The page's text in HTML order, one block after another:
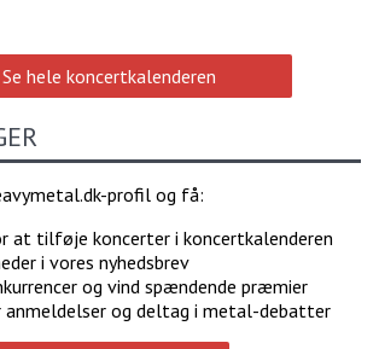
Se hele koncertkalenderen
profil og få:
at tilføje koncerter i koncertkalenderen
i vores nyhedsbrev
og vind spændende præmier
anmeldelser og deltag i metal-debatter